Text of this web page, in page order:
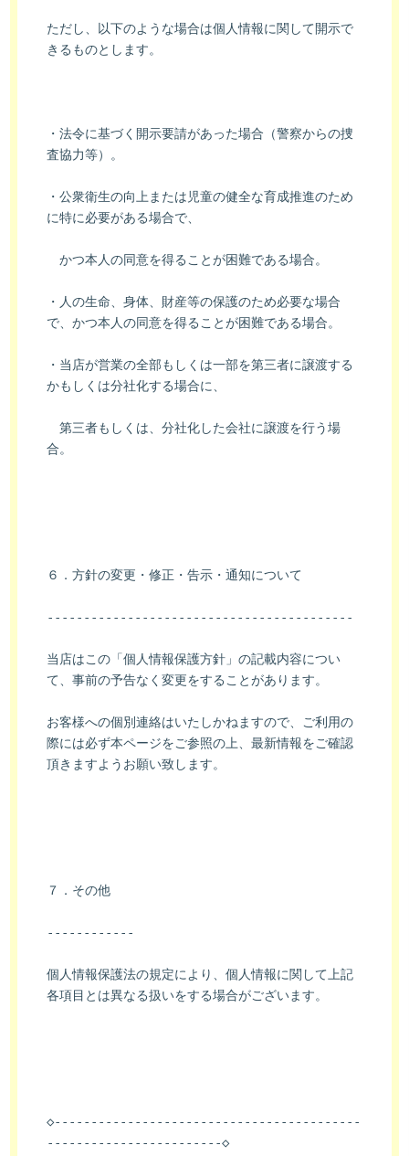
ただし、以下のような場合は個人情報に関して開示で
きるものとします。
・法令に基づく開示要請があった場合（警察からの捜
査協力等）。
・公衆衛生の向上または児童の健全な育成推進のため
に特に必要がある場合で、
かつ本人の同意を得ることが困難である場合。
・人の生命、身体、財産等の保護のため必要な場合
で、かつ本人の同意を得ることが困難である場合。
・当店が営業の全部もしくは一部を第三者に譲渡する
かもしくは分社化する場合に、
第三者もしくは、分社化した会社に譲渡を行う場
合。
６．方針の変更・修正・告示・通知について
------------------------------------------
当店はこの「個人情報保護方針」の記載内容につい
て、事前の予告なく変更をすることがあります。
お客様への個別連絡はいたしかねますので、ご利用の
際には必ず本ページをご参照の上、最新情報をご確認
頂きますようお願い致します。
７．その他
------------
個人情報保護法の規定により、個人情報に関して上記
各項目とは異なる扱いをする場合がございます。
◇------------------------------------------
------------------------◇